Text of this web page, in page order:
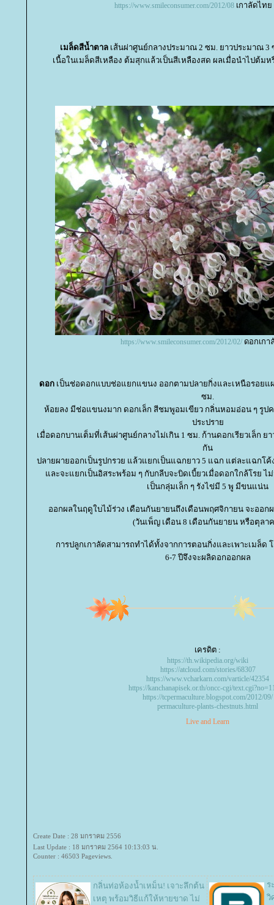
https://www.smileconsumer.com/2012/08 เกาลัดไท
เมล็ดสีน้ำตาล เส้นผ่าศูนย์กลางประมาณ 2 ซม. ยาวประมาณ 3
เนื้อในเมล็ดสีเหลือง ต้มสุกแล้วเป็นสีเหลืองสด ผลเมื่อนำไปต้ม
https://www.smileconsumer.com/2012/02/ ดอกเก
ดอก เป็นช่อดอกแบบช่อแยกแขนง ออกตามปลายกิ่งและเหนือรอยแ
ซม.
ห้อยลง มีช่อแขนงมาก ดอกเล็ก สีชมพูอมเขียว กลิ่นหอมอ่อน ๆ รูป
ประปรา
เมื่อดอกบานเต็มที่เส้นผ่าศูนย์กลางไม่เกิน 1 ซม. ก้านดอกเรียวเล็ก ย
กัน
ปลายผายออกเป็นรูปกรวย แล้วแยกเป็นแฉกยาว 5 แฉก แต่ละแฉกโ
ละจะแยกเป็นอิสระพร้อม ๆ กับกลีบจะบิดเบี้ยวเมื่อดอกใกล้โรย ไ
เป็นกลุ่มเล็ก ๆ รังไข่มี 5 พู มีขนแน่น
ออกผลในฤดูใบไม้ร่วง เดือนกันยายนถึงเดือนพฤศจิกายน จะออ
(วันเพ็ญ เดือน 8 เดือนกันยายน หรือตุลา
การปลูกเกาลัดสามารถทำได้ทั้งจากการตอนกิ่งและเพาะเมล็ด
6-7 ปีจึงจะผลิดอกออกผล
เครดิต :
https://th.wikipedia.org/wiki
https://atcloud.com/stories/68307
https://www.vcharkarn.com/varticle/42354
https://kanchanapisek.or.th/oncc-cgi/
https://tcpermaculture.blogspot.com/2012/09/
permaculture-plants-chestnuts.html
Live and Learn
Create Date : 28 มกราคม 2556
Last Update : 18 มกราคม 2564 10:13:03 น.
Counter : 46503 Pageviews.
กลิ่นท่อห้องน้ำเหม็น! เจาะลึกต้น
เหตุ พร้อมวิธีแก้ให้หายขาด ไม่
ร
วิ